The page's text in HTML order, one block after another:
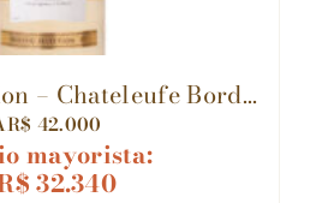
– Chateleufe Bord...
42.000
mayorista:
32.340